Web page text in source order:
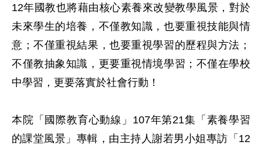
12年國教也將藉由核心素養來改變教學風景，對於
未來學生的培養，不僅教知識，也要重視技能與情
意；不僅重視結果，也要重視學習的歷程與方法；
不僅教抽象知識，更要重視情境學習；不僅在學校
中學習，更要落實於社會行動！
本院「國際教育心動線」107年第21集「素養學習
的課堂風景」專輯，由主持人謝若男小姐專訪「12